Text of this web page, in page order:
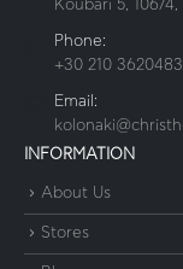
Koubari 5,
Phone:
+30 210
Email:
INFORMATION
About Us
Stores